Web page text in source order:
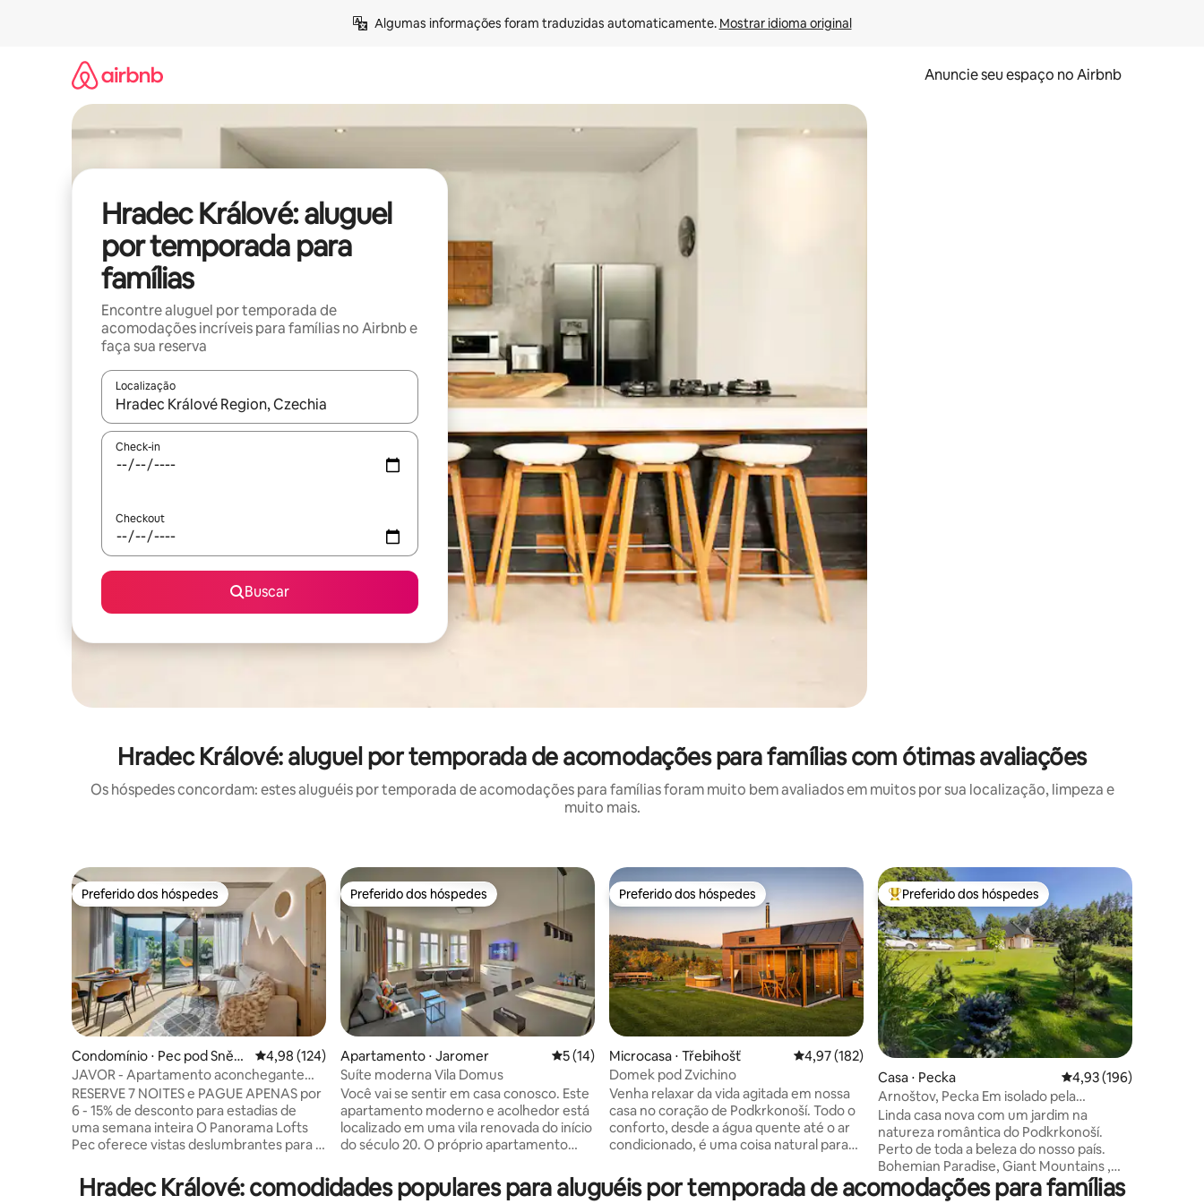
Algumas informações foram traduzidas automaticamente. Mostrar idioma original
Anuncie seu espaço no Airbnb
Hradec Králové: aluguel
por temporada para
famílias
Encontre aluguel por temporada de
acomodações incríveis para famílias no Airbnb e
faça sua reserva
Localização
Quando os resultados estiverem disponíveis, explore-os usando as seta para cima e para baixo do teclado ou tocando e deslizando o dedo na tela.
Check-in
Checkout
Buscar
Hradec Králové: aluguel por temporada de acomodações para famílias com ótimas avaliações
Os hóspedes concordam: estes aluguéis por temporada de acomodações para famílias foram muito bem avaliados em muitos por sua localização, limpeza e
muito mais.
Preferido dos hóspedes
Preferido dos hóspedes
Condomínio ⋅ Pec pod Sněžk
ou
4,98 de uma avaliação média de 5, 124 avaliações
4,98 (124)
JAVOR - Apartamento aconchegante
com vista, terraço, estacionamento
RESERVE 7 NOITES e PAGUE APENAS por
6 - 15% de desconto para estadias de
uma semana inteira O Panorama Lofts
Pec oferece vistas deslumbrantes para a
formato enorme que fazem você se
sentir parte do entorno. Este novo
Preferido dos hóspedes
Preferido dos hóspedes
Apartamento ⋅ Jaromer 5 de uma avaliação média de 5, 14 avaliações
5 (14)
Suíte moderna Vila Domus
Você vai se sentir em casa conosco. Este
apartamento moderno e acolhedor está
localizado em uma vila renovada do início
do século 20. O próprio apartamento
2025, oferecendo comodidades
modernas de primeira classe e
Preferido dos hóspedes
Preferido dos hóspedes
Microcasa ⋅ Třebihošť 4,97 de uma avaliação média de 5, 182 avaliações
4,97 (182)
Domek pod Zvichino
Venha relaxar da vida agitada em nossa
casa no coração de Podkrkonoší. Todo o
conforto, desde a água quente até o ar
condicionado, é uma coisa natural para
você desfrute da beleza da natureza
circundante a partir do conforto do
Entre os melhores preferidos dos hóspedes
Preferido dos hóspedes
Casa ⋅ Pecka 4,93 de uma avaliação
4,93 (196)
Arnoštov, Pecka Em isolado pela
floresta... :-)
Linda casa nova com um jardim na
natureza romântica do Podkrkonoší.
Perto de toda a beleza do nosso país.
Bohemian Paradise, Giant Mountains ,
ZOO Dvůr Králové nad Labem, castelos
de Pecka, Kost,Trosky, Hospital Kuks,
Hradec Králové: comodidades populares para aluguéis por temporada de acomodações para famílias